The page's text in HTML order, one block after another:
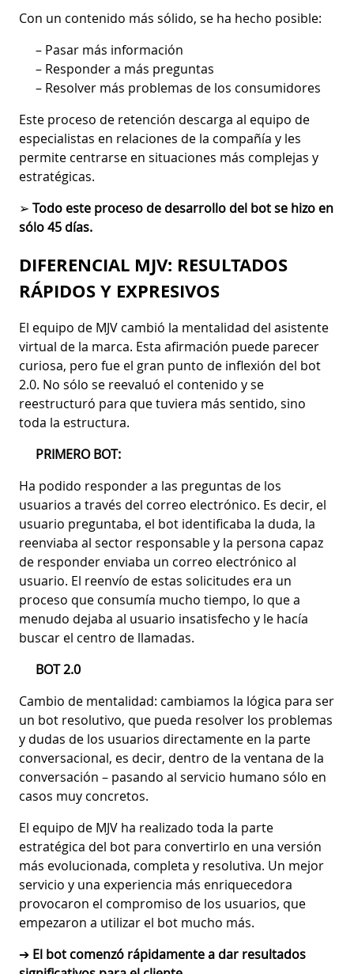
Con un contenido más sólido, se ha hecho posible:
– Pasar más información
– Responder a más preguntas
– Resolver más problemas de los consumidores
Este proceso de retención descarga al equipo de
especialistas en relaciones de la compañía y les
permite centrarse en situaciones más complejas y
estratégicas.
➢ Todo este proceso de desarrollo del bot se hizo en
sólo 45 días.
DIFERENCIAL MJV: RESULTADOS
RÁPIDOS Y EXPRESIVOS
El equipo de MJV cambió la mentalidad del asistente
virtual de la marca. Esta afirmación puede parecer
curiosa, pero fue el gran punto de inflexión del bot
2.0. No sólo se reevaluó el contenido y se
reestructuró para que tuviera más sentido, sino
toda la estructura.
PRIMERO BOT:
Ha podido responder a las preguntas de los
usuarios a través del correo electrónico. Es decir, el
usuario preguntaba, el bot identificaba la duda, la
reenviaba al sector responsable y la persona capaz
de responder enviaba un correo electrónico al
usuario. El reenvío de estas solicitudes era un
proceso que consumía mucho tiempo, lo que a
menudo dejaba al usuario insatisfecho y le hacía
buscar el centro de llamadas.
BOT 2.0
Cambio de mentalidad: cambiamos la lógica para ser
un bot resolutivo, que pueda resolver los problemas
y dudas de los usuarios directamente en la parte
conversacional, es decir, dentro de la ventana de la
conversación – pasando al servicio humano sólo en
casos muy concretos.
El equipo de MJV ha realizado toda la parte
estratégica del bot para convertirlo en una versión
más evolucionada, completa y resolutiva. Un mejor
servicio y una experiencia más enriquecedora
provocaron el compromiso de los usuarios, que
empezaron a utilizar el bot mucho más.
➔ El bot comenzó rápidamente a dar resultados